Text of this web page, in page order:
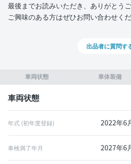
車両状態 車体装備
車両状態
年式 (初年度登録) 2022年6
車検満了年月 2027年6
最後までお読みいただき、ありがとうご
ご興味のある方はぜひお問い合わせくだ
出品者に質問す